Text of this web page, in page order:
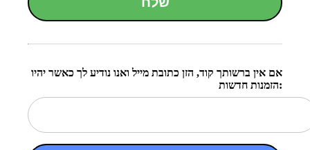
אם אין ברשותך קוד, הזן כתובת מייל ואנו נודיע לך כאשר יהיו
הזמנות חדשות: